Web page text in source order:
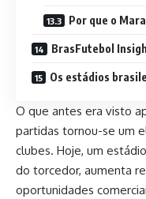
Por que o
BrasFutebol
Os estádios
O que antes era visto
partidas tornou-se um
clubes. Hoje, um
do torcedor, aumenta
oportunidades